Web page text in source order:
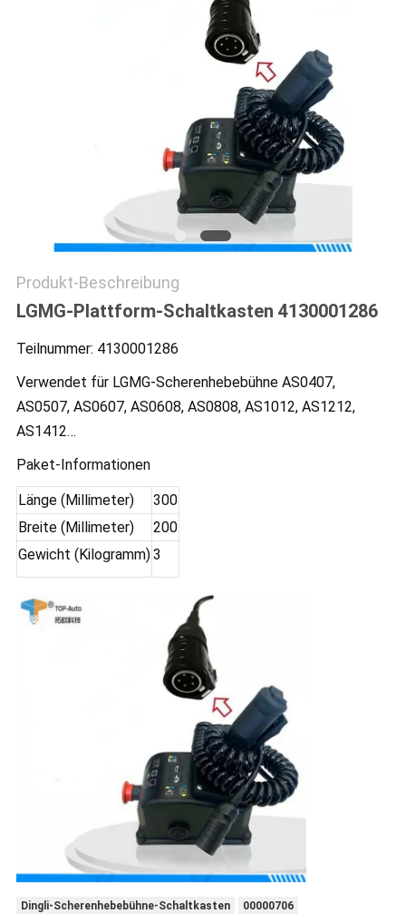
Produkt-Beschreibung
LGMG-Plattform-Schaltkasten 4130001286
Teilnummer: 4130001286
Verwendet für LGMG-Scherenhebebühne AS0407,
AS0507, AS0607, AS0608, AS0808, AS1012, AS1212,
AS1412…
Paket-Informationen
Länge (Millimeter)
300
Breite (Millimeter)
200
Gewicht (Kilogramm)3
Dingli-Scherenhebebühne-Schaltkasten
00000706